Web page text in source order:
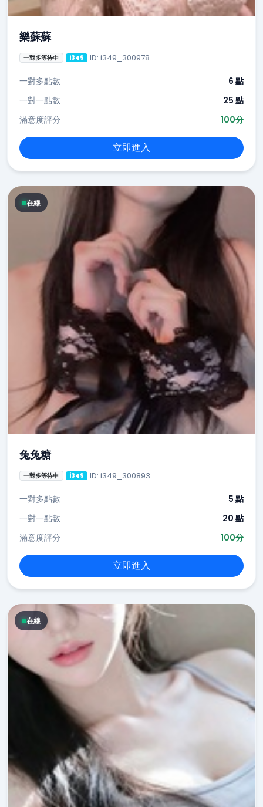
樂蘇蘇
一對多等待中 i349 ID: i349_300978
一對多點數
6 點
一對一點數
25 點
滿意度評分
100分
立即進入
在線
兔兔糖
一對多等待中 i349 ID: i349_300893
一對多點數
5 點
一對一點數
20 點
滿意度評分
100分
立即進入
在線